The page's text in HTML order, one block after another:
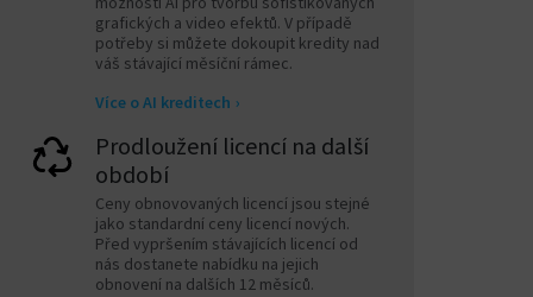
grafických a video efektů. V případě
potřeby si můžete dokoupit kredity nad
váš stávající měsíční rámec.
Více o AI kreditech ›
Prodloužení licencí na další
období
Ceny obnovovaných licencí jsou stejné
jako standardní ceny licencí nových.
Před vypršením stávajících licencí od
nás dostanete nabídku na jejich
obnovení na dalších 12 měsíců.